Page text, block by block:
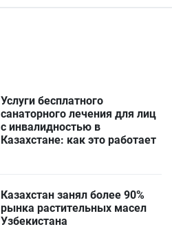
Услуги бесплатного
санаторного лечения для лиц
с инвалидностью в
Казахстане: как это работает
Казахстан занял более 90%
рынка растительных масел
Узбекистана